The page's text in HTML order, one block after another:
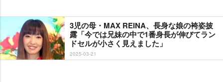
3児の母・MAX REINA、長身な娘の袴姿披
露「今では兄妹の中で1番身長が伸びてラン
ドセルが小さく見えました」
2025-03-21